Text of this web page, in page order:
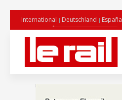
International Deutschland España